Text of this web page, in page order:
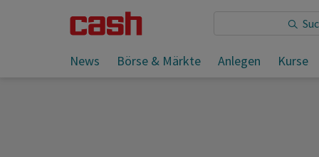
News Börse & Märkte Anlegen Kurse
Sie lesen: